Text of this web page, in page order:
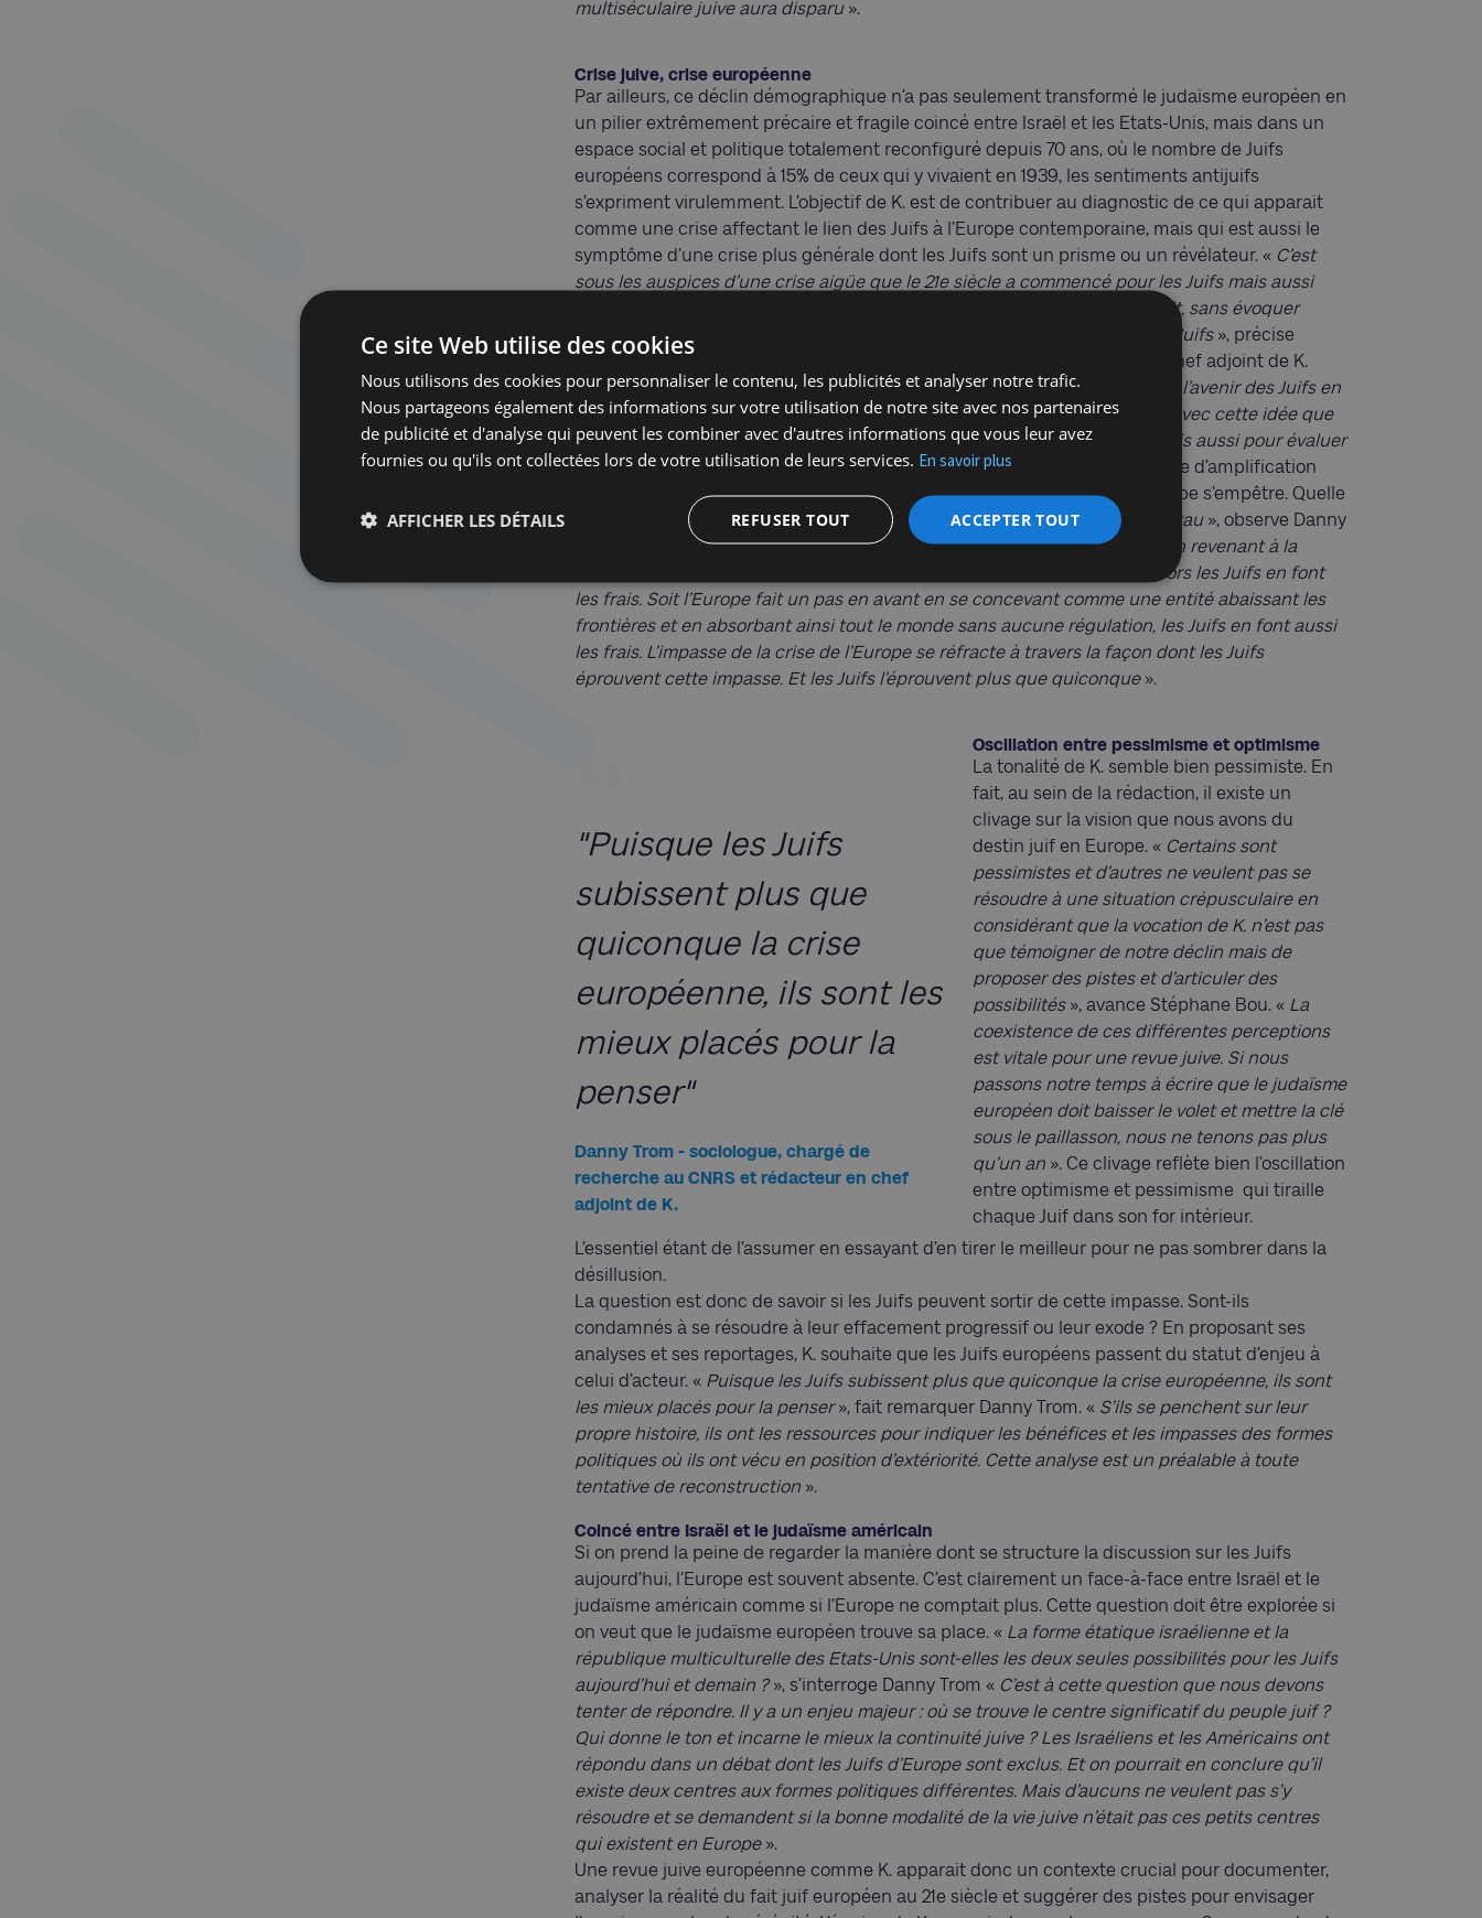
multiséculaire juive aura disparu».
Crise juive, crise européenne
Par ailleurs, ce déclin démographique n’a pas seulement transformé le judaïsme européen en
un pilier extrêmement précaire et fragile coincé entre Israël et les Etats-Unis, mais dans un
espace social et politique totalement reconfiguré depuis 70 ans, où le nombre de Juifs
européens correspond à 15% de ceux qui y vivaient en 1939, les sentiments antijuifs
s’expriment virulemment. L’objectif de K. est de contribuer au diagnostic de ce qui apparait
comme une crise affectant le lien des Juifs à l’Europe contemporaine, mais qui est aussi le
symptôme d’une crise plus générale dont les Juifs sont un prisme ou un révélateur. « C’est
sous les auspices d’une crise aigüe que le 21e siècle a commencé pour les Juifs mais aussi
pour les Européens en général avec la montée des populismes et le Brexit, sans évoquer
d’autres manifestations de crise qui se réfractent à travers l’exemple des Juifs», précise
Danny Trom, sociologue, chargé de recherche au CNRS et rédacteur en chef adjoint de K.
«C’est pourquoi K. n’est pas seulement une contribution à la réflexion sur l’avenir des Juifs en
Europe mais aussi une réflexion sur l’avenir de l’Europe en tant que telle avec cette idée que
le prisme des Juifs est un prisme privilégié pour diagnostiquer la crise mais aussi pour évaluer
les possibilités d’en sortir ». Il est vrai que les Juifs ont toujours été une voie d’amplification
des contradictions, des désordres et des dilemmes dans lesquelles l’Europe s’empêtre. Quelle
est donc la particularité de notre époque ? «
Les Juifs sont pris dans un étau», observe Danny
Face à la crise actuelle, soit l’Europe veut faire un pas en arrière en revenant à la
souveraineté des Etats et en succombant à la régression nationaliste, alors les Juifs en font
les frais. Soit l’Europe fait un pas en avant en se concevant comme une entité abaissant les
frontières et en absorbant ainsi tout le monde sans aucune régulation, les Juifs en font aussi
les frais. L’impasse de la crise de l’Europe se réfracte à travers la façon dont les Juifs
éprouvent cette impasse. Et les Juifs l’éprouvent plus que quiconque».
"Puisque les Juifs
subissent plus que
quiconque la crise
européenne, ils sont les
mieux placés pour la
penser"
Danny Trom - sociologue, chargé de
recherche au CNRS et rédacteur en chef
adjoint de K.
Oscillation entre pessimisme et optimisme
La tonalité de K. semble bien pessimiste. En
fait, au sein de la rédaction, il existe un
clivage sur la vision que nous avons du
destin juif en Europe. « Certains sont
pessimistes et d’autres ne veulent pas se
résoudre à une situation crépusculaire en
considérant que la vocation de K. n’est pas
que témoigner de notre déclin mais de
proposer des pistes et d’articuler des
possibilités», avance Stéphane Bou. « La
coexistence de ces différentes perceptions
est vitale pour une revue juive. Si nous
passons notre temps à écrire que le judaïsme
européen doit baisser le volet et mettre la clé
sous le paillasson, nous ne tenons pas plus
qu’un an». Ce clivage reflète bien l’oscillation
entre optimisme et pessimisme qui tiraille
chaque Juif dans son for intérieur.
L’essentiel étant de l’assumer en essayant d’en tirer le meilleur pour ne pas sombrer dans la
désillusion.
La question est donc de savoir si les Juifs peuvent sortir de cette impasse. Sont-ils
condamnés à se résoudre à leur effacement progressif ou leur exode ? En proposant ses
analyses et ses reportages, K. souhaite que les Juifs européens passent du statut d’enjeu à
celui d’acteur. « Puisque les Juifs subissent plus que quiconque la crise européenne, ils sont
les mieux placés pour la penser», fait remarquer Danny Trom. « S’ils se penchent sur leur
propre histoire, ils ont les ressources pour indiquer les bénéfices et les impasses des formes
politiques où ils ont vécu en position d’extériorité. Cette analyse est un préalable à toute
tentative de reconstruction ».
Coincé entre Israël et le judaïsme américain
Si on prend la peine de regarder la manière dont se structure la discussion sur les Juifs
aujourd’hui, l’Europe est souvent absente. C’est clairement un face-à-face entre Israël et le
judaïsme américain comme si l’Europe ne comptait plus. Cette question doit être explorée si
on veut que le judaïsme européen trouve sa place. « La forme étatique israélienne et la
république multiculturelle des Etats-Unis sont-elles les deux seules possibilités pour les Juifs
aujourd’hui et demain ?», s’interroge Danny Trom « C’est à cette question que nous devons
tenter de répondre. Il y a un enjeu majeur : où se trouve le centre significatif du peuple juif ?
Qui donne le ton et incarne le mieux la continuité juive ? Les Israéliens et les Américains ont
répondu dans un débat dont les Juifs d’Europe sont exclus. Et on pourrait en conclure qu’il
existe deux centres aux formes politiques différentes. Mais d’aucuns ne veulent pas s’y
résoudre et se demandent si la bonne modalité de la vie juive n’était pas ces petits centres
qui existent en Europe».
Une revue juive européenne comme K. apparait donc un contexte crucial pour documenter,
analyser la réalité du fait juif européen au 21e siècle et suggérer des pistes pour envisager
Ce site Web utilise des cookies
Nous utilisons des cookies pour personnaliser le contenu, les publicités et analyser notre trafic.
Nous partageons également des informations sur votre utilisation de notre site avec nos partenaires
de publicité et d'analyse qui peuvent les combiner avec d'autres informations que vous leur avez
fournies ou qu'ils ont collectées lors de votre utilisation de leurs services. En savoir plus
ACCEPTER TOUT
REFUSER TOUT
AFFICHER LES DÉTAILS